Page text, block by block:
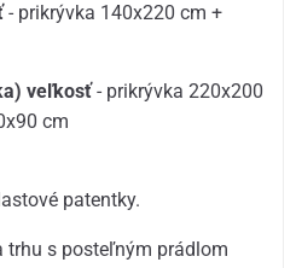
- prikrývka 140x220 cm +
veľkosť- prikrývka 220x200
cm
patentky.
trhu s posteľným prádlom